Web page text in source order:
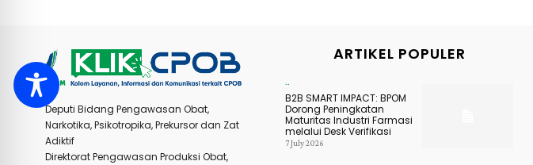
Deputi Bidang Pengawasan Obat,
Narkotika, Psikotropika, Prekursor dan Zat
Adiktif
Direktorat Pengawasan Produksi Obat,
ARTIKEL POPULER
B2B SMART IMPACT: BPOM
Dorong Peningkatan
Maturitas Industri Farmasi
melalui Desk Verifikasi
7 July 2026